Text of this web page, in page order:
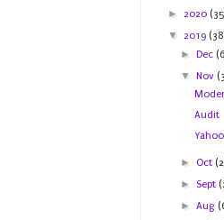
► 2020
▼ 2019
►Dec
▼Nov
Audit
► Oct
► Sept
►Aug